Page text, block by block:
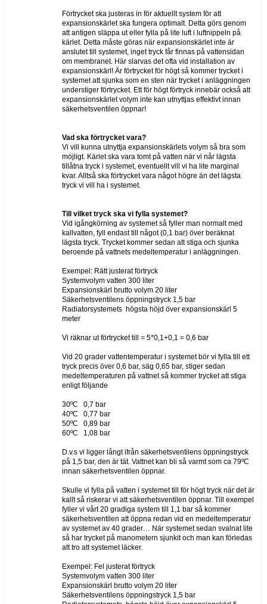
Förtrycket ska justeras in för aktuellt system för att
expansionskärlet ska fungera optimalt. Detta görs genom
att antigen släppa ut eller fylla på lite luft i luftnippeln på
kärlet. Detta måste göras när expansionskärlet inte är
anslutet till systemet, inget tryck får finnas på vattensidan
om membranet. Här slarvas det ofta vid installation av
expansionskärl! Är förtrycket för högt så kommer trycket i
systemet att sjunka som en sten när trycket i anläggningen
understiger förtrycket. Ett för högt förtryck innebär också att
expansionskärlet volym inte kan utnyttjas effektivt innan
säkerhetsventilen öppnar!
Vad ska förtrycket vara?
Vi vill kunna utnyttja expansionskärlets volym så bra som
möjligt. Kärlet ska vara tomt på vatten när vi når lägsta
tillåtna tryck i systemet, eventuellt vill vi ha lite marginal
kvar. Alltså ska förtrycket vara något högre än det lägsta
tryck vi vill ha i systemet.
Till vilket tryck ska vi fylla systemet?
Vid igångkörning av systemet så fyller man normalt med
kallvatten, fyll endast till något (0,1 bar) över beräknat
lägsta tryck. Trycket kommer sedan att stiga och sjunka
beroende på vattnets medeltemperatur i anläggningen.
Exempel: Rätt justerat förtryck
Systemvolym vatten 300 liter
Expansionskärl brutto volym 20 liter
Säkerhetsventilens öppningstryck 1,5 bar
Radiatorsystemets högsta höjd över expansionskärl 5
meter
Vi räknar ut förtrycket till = 5*0,1+0,1 = 0,6 bar
Vid 20 grader vattentemperatur i systemet bör vi fylla till ett
tryck precis över 0,6 bar, säg 0,65 bar, stiger sedan
medeltemperaturen på vattnet så kommer trycket att stiga
enligt följande
30ºC 0,7 bar
40ºC 0,77 bar
50ºC 0,89 bar
60ºC 1,08 bar
D.v.s vi ligger långt ifrån säkerhetsventilens öppningstryck
på 1,5 bar, den är tät. Vattnet kan bli så varmt som ca 79ºC
innan säkerhetsventilen öppnar.
Skulle vi fylla på vatten i systemet till för högt tryck när det är
kallt så riskerar vi att säkerhetsventilen öppnar. Till exempel
fyller vi vårt 20 gradiga system till 1,1 bar så kommer
säkerhetsventilen att öppna redan vid en medeltemperatur
av systemet av 40 grader… När systemet sedan svalnat lite
så har trycket på manometern sjunkit och man kan förledas
att tro att systemet läcker.
Exempel: Fel justerat förtryck
Systemvolym vatten 300 liter
Expansionskärl brutto volym 20 liter
Säkerhetsventilens öppningstryck 1,5 bar